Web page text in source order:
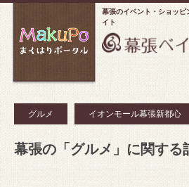
幕張のイベント・ショッピ
イト
グルメ イオンモール幕張新都心
幕張の「グルメ」に関する